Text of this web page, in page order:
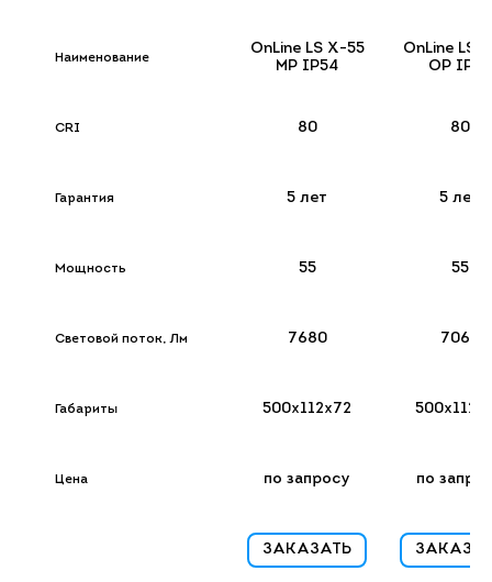
Наименование
CRI
Гарантия
Мощность
Световой поток, Лм
Габариты
Цена
OnLine LS X-55
MP IP54
80
5 лет
55
7680
500х112х72
по запросу
ЗАКАЗАТЬ
OnLine LS
OP IP54
80
5 лет
55
7069
по